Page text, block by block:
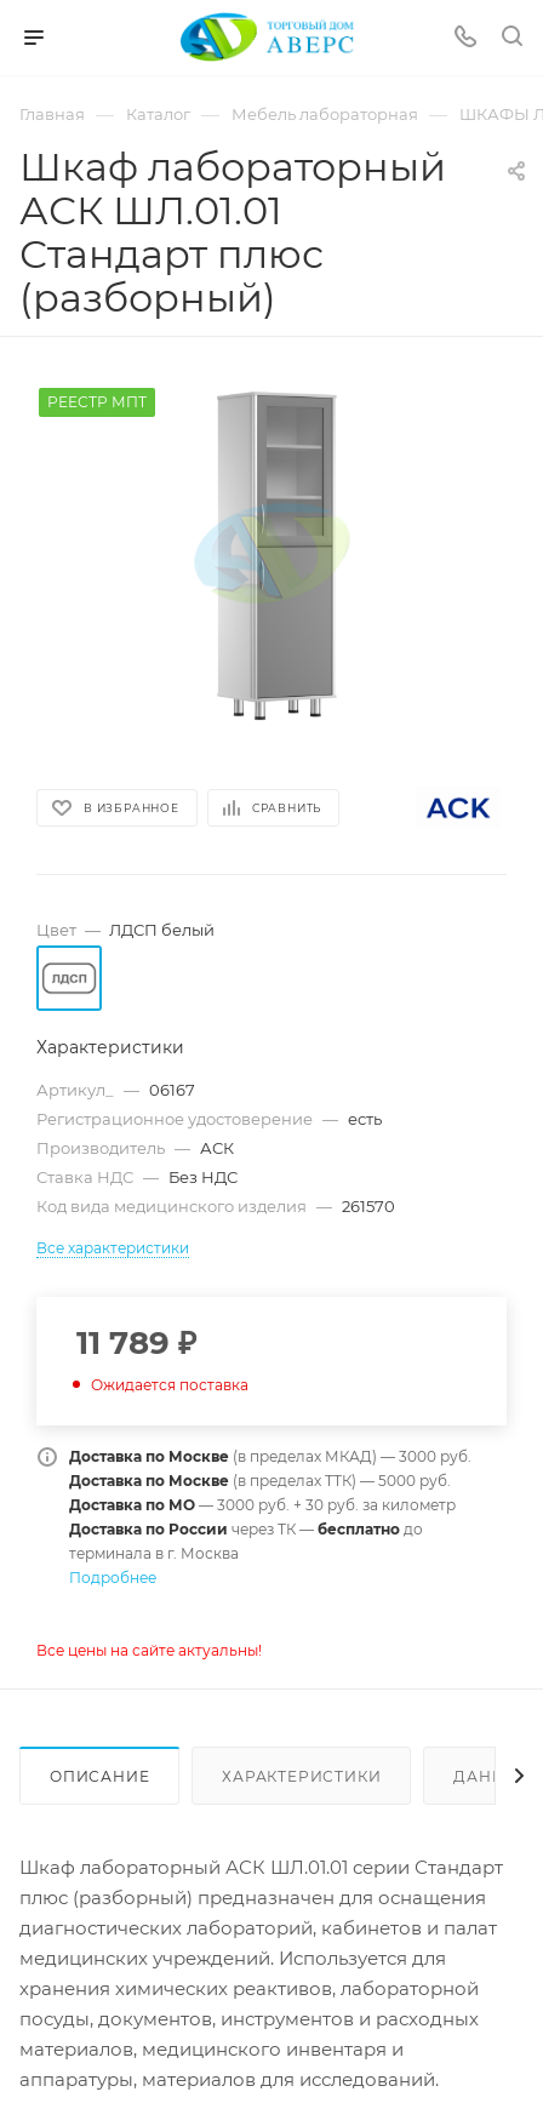
Главная — Каталог — Мебель лабораторная — ШКАФЫ
Шкаф лабораторный
АСК ШЛ.01.01
Стандарт плюс
(разборный)
РЕЕСТР МПТ
В ИЗБРАННОЕ СРАВНИТЬ
Цвет — ЛДСП белый
Характеристики
Артикул_ — 06167
Регистрационное удостоверение — есть
Производитель — АСК
Ставка НДС — Без НДС
Код вида медицинского изделия — 261570
Все характеристики
11 789 ₽
Ожидается поставка
Доставка по Москве (в пределах МКАД) — 3000 руб.
Доставка по Москве (в пределах ТТК) — 5000 руб.
Доставка по МО — 3000 руб. + 30 руб. за километр
Доставка по России через ТК — бесплатно до
терминала в г. Москва
Подробнее
Все цены на сайте актуальны!
ОПИСАНИЕ ХАРАКТЕРИСТИКИ ДАННЫЕ
Шкаф лабораторный АСК ШЛ.01.01 серии Стандарт
плюс (разборный) предназначен для оснащения
диагностических лабораторий, кабинетов и палат
медицинских учреждений. Используется для
хранения химических реактивов, лабораторной
посуды, документов, инструментов и расходных
материалов, медицинского инвентаря и
аппаратуры, материалов для исследований.
pornspider.info
xnxx